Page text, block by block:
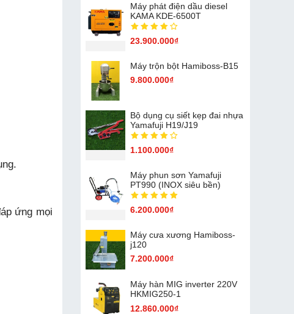
ứng mọi
Máy phát điện dầu diesel
KAMA KDE-6500T
23.900.000₫
Máy trộn bột Hamiboss-B15
9.800.000₫
Bộ dụng cụ siết kẹp đai nhựa
Yamafuji H19/J19
1.100.000₫
Máy phun sơn Yamafuji
PT990 (INOX siêu bền)
6.200.000₫
Máy cưa xương Hamiboss-
j120
7.200.000₫
Máy hàn MIG inverter 220V
HKMIG250-1
12.860.000₫